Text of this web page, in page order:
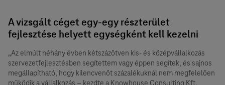
A vizsgált céget egy-egy részterület
fejlesztése helyett egységként kell kezelni
„Az elmúlt néhány évben kétszázötven kis- és középvállalkozás
szervezetfejlesztésben segítettem vagy éppen segítek, és sajnos
megállapítható, hogy kilencvenöt százalékuknál nem megfelelően
működik a vállalkozás – kezdte a Knowhouse Consulting Kft.